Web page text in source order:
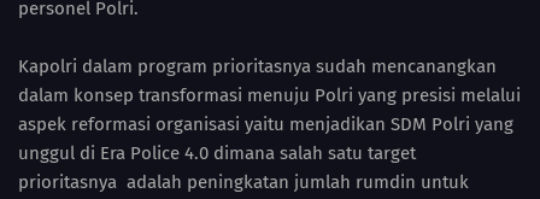
personel Polri.
Kapolri dalam program prioritasnya sudah mencanangkan
dalam konsep transformasi menuju Polri yang presisi melalui
aspek reformasi organisasi yaitu menjadikan SDM Polri yang
unggul di Era Police 4.0 dimana salah satu target
prioritasnya adalah peningkatan jumlah rumdin untuk